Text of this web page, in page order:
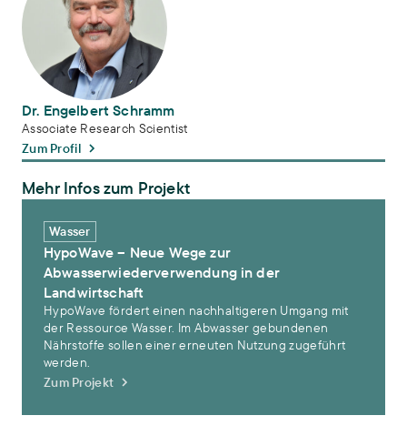
Dr. Engelbert Schramm
Associate Research Scientist
Zum Profil
Mehr Infos zum Projekt
Wasser
HypoWave – Neue Wege zur
Abwasserwiederverwendung in der
Landwirtschaft
HypoWave fördert einen nachhaltigeren Umgang mit
der Ressource Wasser. Im Abwasser gebundenen
Nährstoffe sollen einer erneuten Nutzung zugeführt
werden.
Zum Projekt